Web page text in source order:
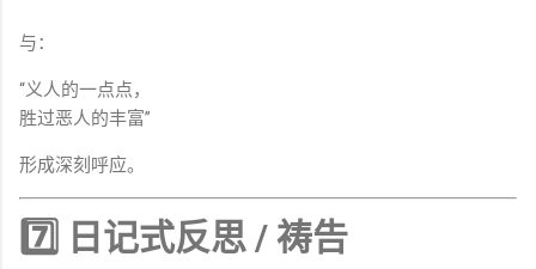
与：
“义人的一点点，
胜过恶人的丰富”
形成深刻呼应。
7️⃣ 日记式反思 / 祷告